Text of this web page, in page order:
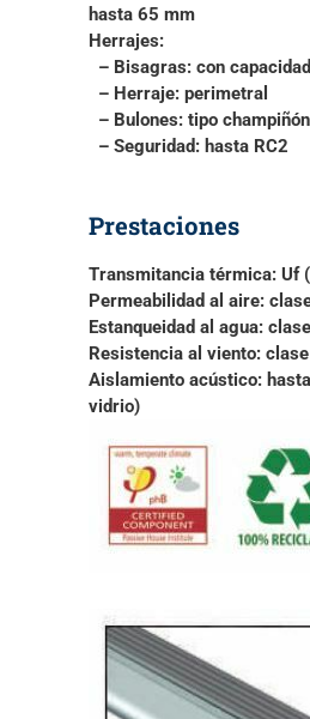
hasta 65 mm
Herrajes:
– Bisagras: con
– Herraje: perimetral
– Bulones: tipo
– Seguridad: hasta RC2
Prestaciones
Transmitancia térmica: Uf
Permeabilidad al aire:
Estanqueidad al agua:
Resistencia al viento:
Aislamiento acústico:
vidrio)